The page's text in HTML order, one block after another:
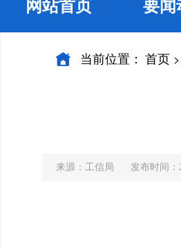
网站首页 要闻
当前位置： 首页 >
来源：工信局 发布时间：